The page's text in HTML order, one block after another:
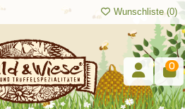
Wunschliste (0)
0